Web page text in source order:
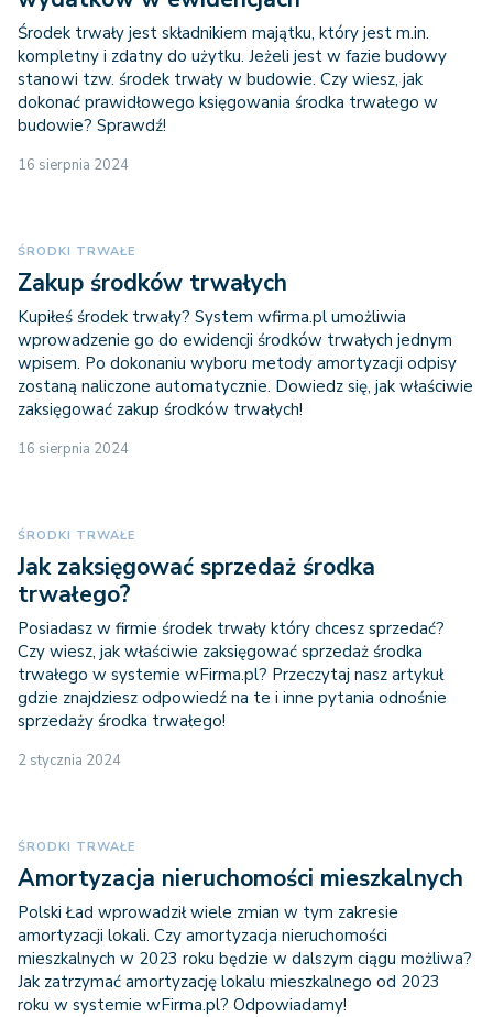
Środek trwały jest składnikiem majątku, który jest m.in.
kompletny i zdatny do użytku. Jeżeli jest w fazie budowy
stanowi tzw. środek trwały w budowie. Czy wiesz, jak
dokonać prawidłowego księgowania środka trwałego w
budowie? Sprawdź!
16 sierpnia 2024
ŚRODKI TRWAŁE
Zakup środków trwałych
Kupiłeś środek trwały? System wfirma.pl umożliwia
wprowadzenie go do ewidencji środków trwałych jednym
wpisem. Po dokonaniu wyboru metody amortyzacji odpisy
zostaną naliczone automatycznie. Dowiedz się, jak właściwie
zaksięgować zakup środków trwałych!
16 sierpnia 2024
ŚRODKI TRWAŁE
Jak zaksięgować sprzedaż środka
trwałego?
Posiadasz w firmie środek trwały który chcesz sprzedać?
Czy wiesz, jak właściwie zaksięgować sprzedaż środka
trwałego w systemie wFirma.pl? Przeczytaj nasz artykuł
gdzie znajdziesz odpowiedź na te i inne pytania odnośnie
sprzedaży środka trwałego!
2 stycznia 2024
ŚRODKI TRWAŁE
Amortyzacja nieruchomości mieszkalnych
Polski Ład wprowadził wiele zmian w tym zakresie
amortyzacji lokali. Czy amortyzacja nieruchomości
mieszkalnych w 2023 roku będzie w dalszym ciągu możliwa?
Jak zatrzymać amortyzację lokalu mieszkalnego od 2023
roku w systemie wFirma.pl? Odpowiadamy!